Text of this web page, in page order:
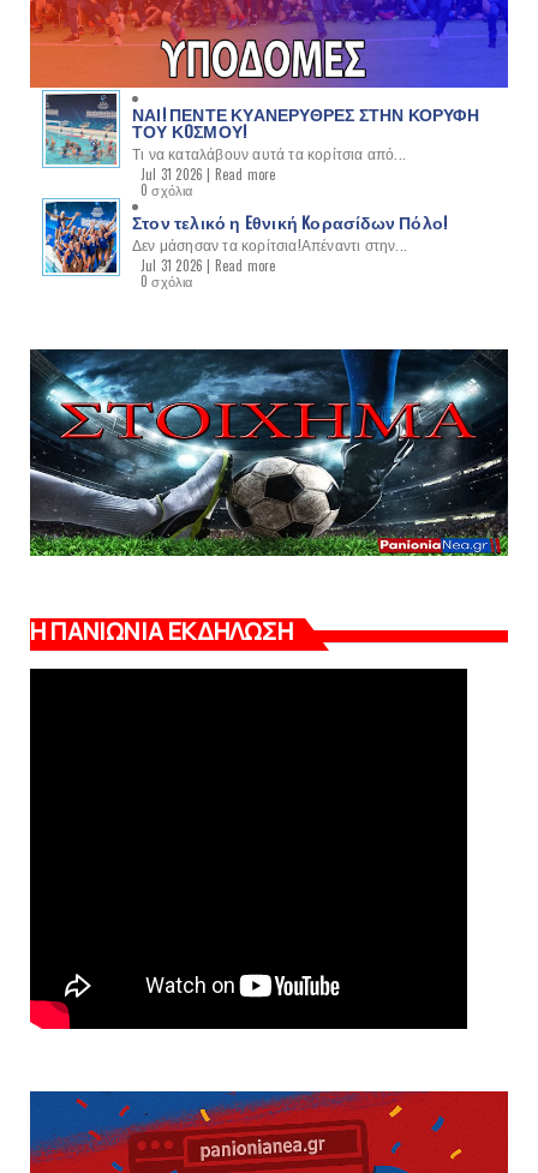
ΝΑΙ! ΠΕΝΤΕ ΚΥΑΝΕΡΥΘΡΕΣ ΣΤΗΝ ΚΟΡΥΦΗ
ΤΟΥ ΚOΣΜΟΥ!
Τι να καταλάβουν αυτά τα κορίτσια από...
Jul 31 2026 | Read more
0 σχόλια
Στον τελικό η Eθνική Kορασίδων Πόλο!
Δεν μάσησαν τα κορίτσια!Απέναντι στην...
Jul 31 2026 | Read more
0 σχόλια
Η ΠΑΝΙΩΝΙΑ ΕΚΔΗΛΩΣΗ